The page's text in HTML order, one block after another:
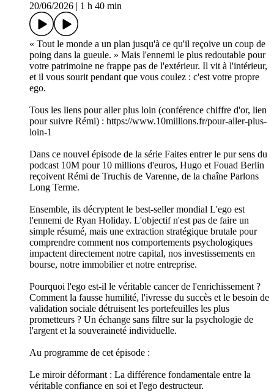
20/06/2026
1 h 40 min
« Tout le monde a un plan jusqu'à ce qu'il reçoive un coup de
poing dans la gueule. » Mais l'ennemi le plus redoutable pour
votre patrimoine ne frappe pas de l'extérieur. Il vit à l'intérieur,
et il vous sourit pendant que vous coulez : c'est votre propre
ego.
Tous les liens pour aller plus loin (conférence chiffre d'or, lien
pour suivre Rémi) : https://www.10millions.fr/pour-aller-plus-
loin-1
Dans ce nouvel épisode de la série Faites entrer le pur sens du
podcast 10M pour 10 millions d'euros, Hugo et Fouad Berlin
reçoivent Rémi de Truchis de Varenne, de la chaîne Parlons
Long Terme.
Ensemble, ils décryptent le best-seller mondial L'ego est
l'ennemi de Ryan Holiday. L'objectif n'est pas de faire un
simple résumé, mais une extraction stratégique brutale pour
comprendre comment nos comportements psychologiques
impactent directement notre capital, nos investissements en
bourse, notre immobilier et notre entreprise.
Pourquoi l'ego est-il le véritable cancer de l'enrichissement ?
Comment la fausse humilité, l'ivresse du succès et le besoin de
validation sociale détruisent les portefeuilles les plus
prometteurs ? Un échange sans filtre sur la psychologie de
l'argent et la souveraineté individuelle.
Au programme de cet épisode :
Le miroir déformant : La différence fondamentale entre la
véritable confiance en soi et l'ego destructeur.